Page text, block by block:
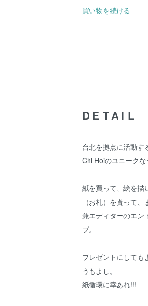
買い物を続ける
DETAIL
台北を拠点に活動す
Chi Hoiのユニークな
紙を買って、絵を描
（お札）を貰って
兼エディターのエン
プ。
プレゼントにしても
うもよし。
紙循環に幸あれ!!!